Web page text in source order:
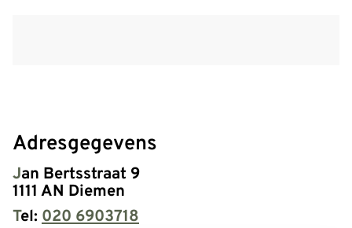
gezonde
mond'
op
allesoverhetgebit.nl
Adresgegevens
Jan Bertsstraat 9
1111 AN Diemen
Tel: 020 6903718